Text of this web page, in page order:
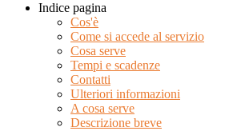
Indice pagina
Cos'è
Come si accede al servizio
Cosa serve
Tempi e scadenze
Contatti
Ulteriori informazioni
A cosa serve
Descrizione breve